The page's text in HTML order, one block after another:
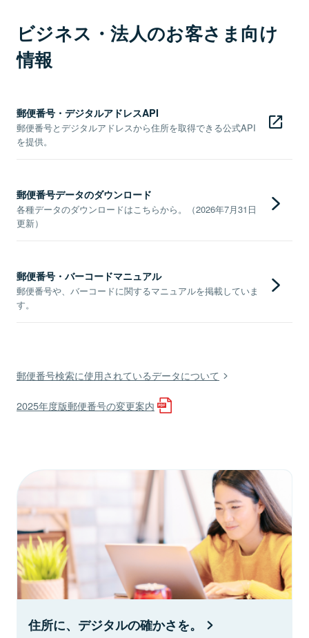
ビジネス・法人のお客さま向け
情報
郵便番号・デジタルアドレスAPI
郵便番号とデジタルアドレスから住所を取得できる公式API
を提供。
郵便番号データのダウンロード
各種データのダウンロードはこちらから。（2026年7月31日
更新）
郵便番号・バーコードマニュアル
郵便番号や、バーコードに関するマニュアルを掲載していま
す。
郵便番号検索に使用されているデータについて
2025年度版郵便番号の変更案内
住所に、デジタルの確かさを。